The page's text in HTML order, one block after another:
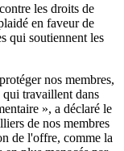
les droits de
en faveur de
qui soutiennent les
nos membres,
travaillent dans
», a déclaré le
de nos membres
de l'offre, comme la